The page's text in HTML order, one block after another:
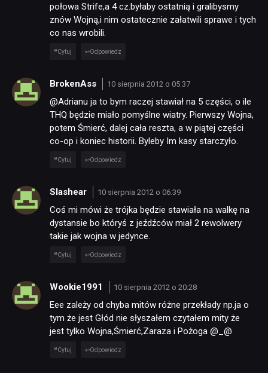
połowa Strife,a 4 cz.byłaby ostatnią i gralibysmy
znów Wojną,i nim ostatecznie załatwili sprawe i tych
co nas wrobili.
Cytuj Odpowiedz
BrokenAss 10 sierpnia 2012 o 05:37
@Adrianu ja to bym raczej stawiał na 5 części, o ile
THQ będzie miało pomyślne wiatry. Pierwszy Wojna,
potem Śmierć, dalej cała reszta, a w piątej części
co-op i koniec historii. Byleby Im kasy starczyło.
Cytuj Odpowiedz
Slashear 10 sierpnia 2012 o 06:39
Coś mi mówi że trójka będzie stawiała na walkę na
dystansie bo któryś z jeźdźców miał 2 rewolwery
takie jak wojna w jedynce.
Cytuj Odpowiedz
Wookie1991 10 sierpnia 2012 o 20:28
Eee zależy od chyba mitów różne przekłady np.ja o
tym że jest Głód nie słyszałem czytałem mity że
jest tylko Wojna,Śmierć,Zaraza i Pożoga @_@
Cytuj Odpowiedz